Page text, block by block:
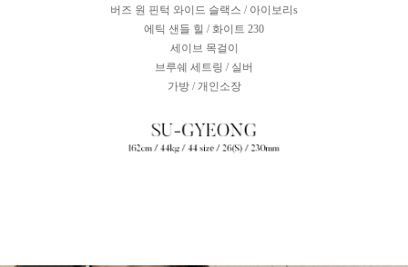
버즈 원 핀턱 와이드 슬랙스 / 아이보리s
에틱 샌들 힐 / 화이트 230
세이브 목걸이
브루쉐 세트링 / 실버
가방 / 개인소장